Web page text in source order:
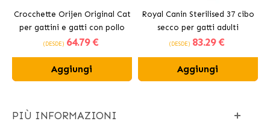
Crocchette Orijen Original Cat
per gattini e gatti con pollo
(DESDE) 64.79 €
Aggiungi
Royal Canin Sterilised 37 cibo
secco per gatti adulti
sterilizzati
(DESDE) 83.29 €
Aggiungi
PIÙ INFORMAZIONI